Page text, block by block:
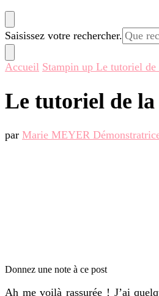
Vous
recherchiez
quelque
chose ?
Saisissez votre rechercher.
Accueil Stampin up Le tutoriel de
Le tutoriel de
par Marie MEYER
Donnez une note à ce post
Ah me voilà rassurée ! J’ai